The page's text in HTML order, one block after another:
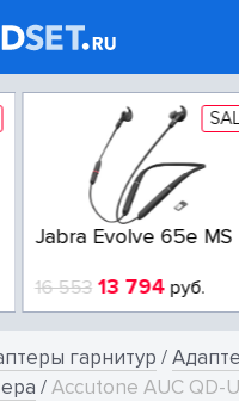
SALE
3225-A
руб.
Poly
3 800
гарнитур /
/Accutone AUC QD-